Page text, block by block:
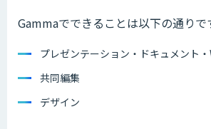
Gammaでできることは以下の通りで
プレゼンテーション・ドキュメント
共同編集
デザイン